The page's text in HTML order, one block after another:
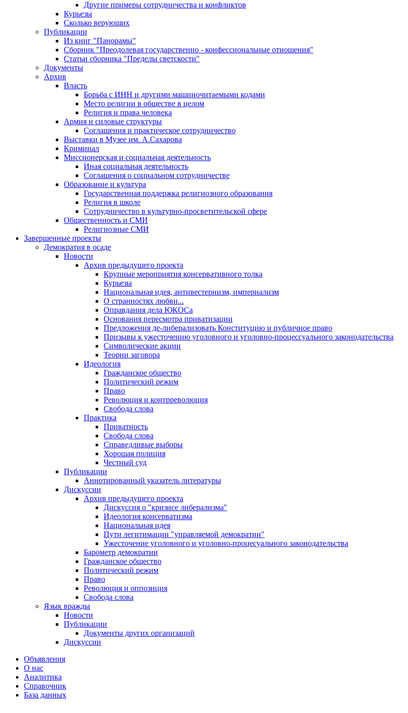
Другие примеры сотрудничества и конфликтов
Курьезы
Сколько верующих
Публикации
Из книг "Панорамы"
Сборник "Преодолевая государственно - конфессиональные отношения"
Статьи сборника "Пределы светскости"
Документы
Архив
Власть
Борьба с ИНН и другими машиночитаемыми кодами
Место религии в обществе в целом
Религия и права человека
Армия и силовые структуры
Соглашения и практическое сотрудничество
Выставки в Музее им. А.Сахарова
Криминал
Миссионерская и социальная деятельность
Иная социальная деятельность
Соглашения о социальном сотрудничестве
Образование и культура
Государственная поддержка религиозного образования
Религия в школе
Сотрудничество в культурно-просветительской сфере
Общественность и СМИ
Религиозные СМИ
Завершенные проекты
Демократия в осаде
Новости
Архив предыдущего проекта
Крупные мероприятия консервативного толка
Курьезы
Национальная идея, антивестернизм, империализм
О странностях любви...
Оправдания дела ЮКОСа
Основания пересмотра приватизации
Предложения де-либерализовать Конституцию и публичное право
Призывы к ужесточению уголовного и уголовно-процессуального законодательства
Символические акции
Теории заговора
Идеология
Гражданское общество
Политический режим
Право
Революция и контрреволюция
Свобода слова
Практика
Приватность
Свобода слова
Справедливые выборы
Хорошая полиция
Честный суд
Публикации
Аннотированный указатель литературы
Дискуссии
Архив предыдущего проекта
Дискуссия о "кризисе либерализма"
Идеология консерватизма
Национальная идея
Пути легитимации "управляемой демократии"
Ужесточение уголовного и уголовно-процесуального законодательства
Барометр демократии
Гражданское общество
Политический режим
Право
Революция и оппозиция
Свобода слова
Язык вражды
Новости
Публикации
Документы других организаций
Дискуссии
Объявления
О нас
Аналитика
Справочник
База данных